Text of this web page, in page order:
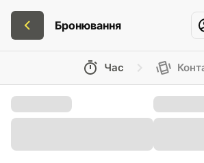
Бронювання
Час